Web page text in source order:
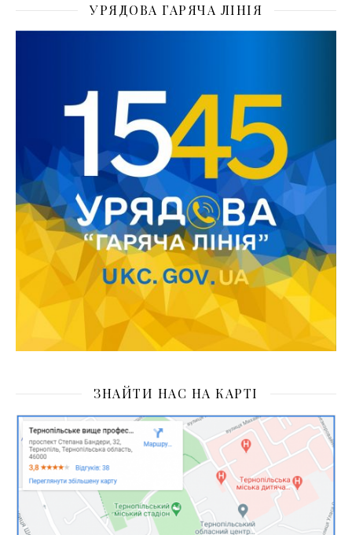
УРЯДОВА ГАРЯЧА ЛІНІЯ
ЗНАЙТИ НАС НА КАРТІ